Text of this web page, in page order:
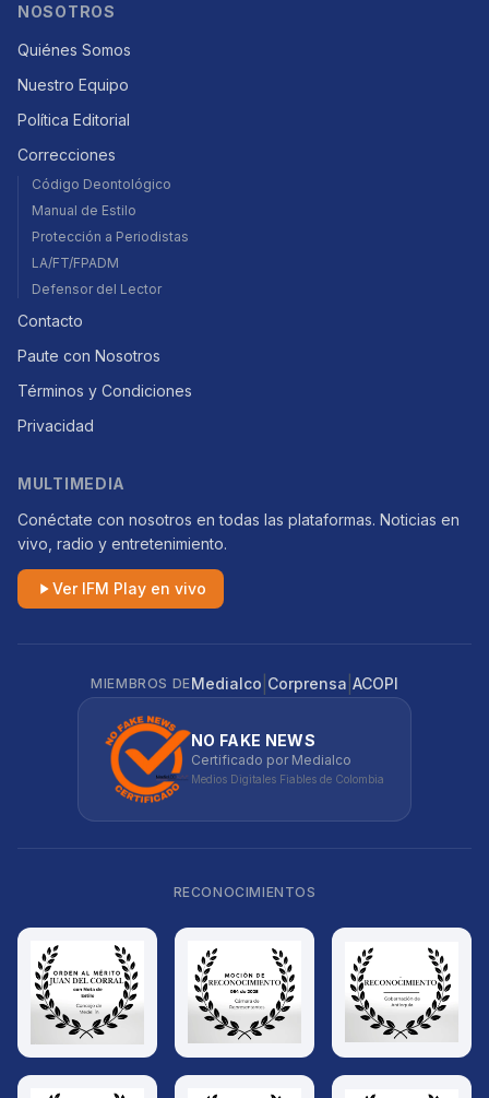
NOSOTROS
Quiénes Somos
Nuestro Equipo
Política Editorial
Correcciones
Código Deontológico
Manual de Estilo
Protección a Periodistas
LA/FT/FPADM
Defensor del Lector
Contacto
Paute con Nosotros
Términos y Condiciones
Privacidad
MULTIMEDIA
Conéctate con nosotros en todas las plataformas. Noticias en
vivo, radio y entretenimiento.
Ver IFM Play en vivo
MIEMBROS DEMedialco Corprensa ACOPI
NO FAKE NEWS
Certificado por Medialco
Medios Digitales Fiables de Colombia
RECONOCIMIENTOS